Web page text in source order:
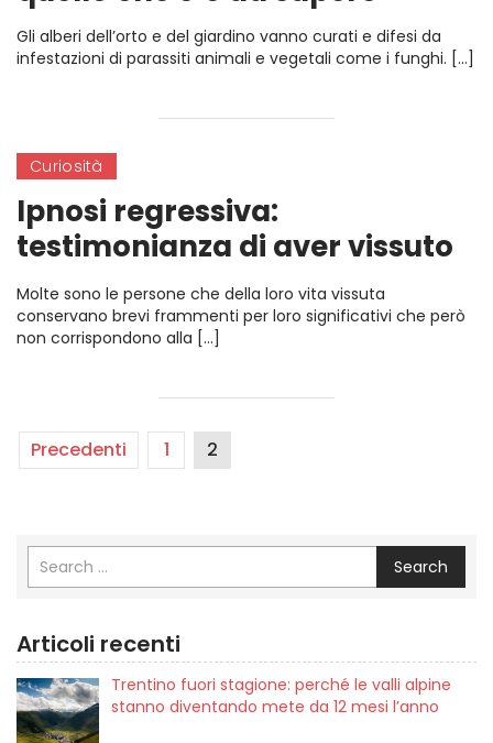
Gli alberi dell’orto e del giardino vanno curati e difesi da
infestazioni di parassiti animali e vegetali come i funghi. […]
Curiosità
Ipnosi regressiva:
testimonianza di aver vissuto
una vita passata
Molte sono le persone che della loro vita vissuta
conservano brevi frammenti per loro significativi che però
non corrispondono alla […]
Precedenti 1 2
Search
Articoli recenti
Trentino fuori stagione: perché le valli alpine
stanno diventando mete da 12 mesi l’anno